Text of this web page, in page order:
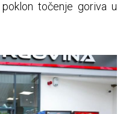
točenje goriva u